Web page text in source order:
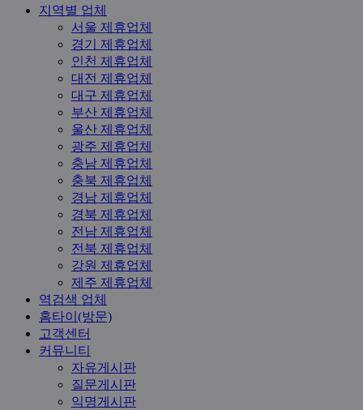
지역별 업체
서울 제휴업체
경기 제휴업체
인천 제휴업체
대전 제휴업체
대구 제휴업체
부산 제휴업체
울산 제휴업체
광주 제휴업체
충남 제휴업체
충북 제휴업체
경남 제휴업체
경북 제휴업체
전남 제휴업체
전북 제휴업체
강원 제휴업체
제주 제휴업체
역검색 업체
홈타이(방문)
고객센터
커뮤니티
자유게시판
질문게시판
익명게시판